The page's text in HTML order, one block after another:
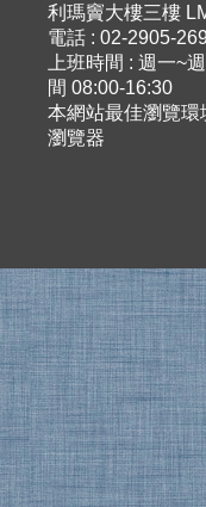
利瑪竇大樓三樓
電話 : 02-2905-
上班時間 : 週一~
間 08:00-16:30
本網站最佳瀏覽環
瀏覽器